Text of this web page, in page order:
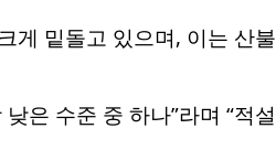
게 밑돌고 있으며, 이는 산
은 수준 중 하나”라며 “적